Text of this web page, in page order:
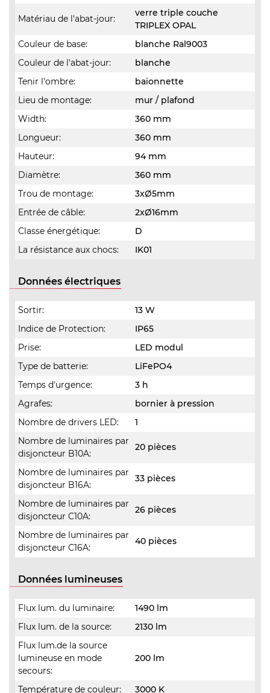
Matériau de l'abat-jour:
verre triple couche
TRIPLEX OPAL
Couleur de base:
blanche Ral9003
Couleur de l'abat-jour:
blanche
Tenir l'ombre:
baïonnette
Lieu de montage:
mur / plafond
Width:
360 mm
Longueur:
360 mm
Hauteur:
94 mm
Diamètre:
360 mm
Trou de montage:
3xØ5mm
Entrée de câble:
2xØ16mm
Classe énergétique:
D
La résistance aux chocs:
IK01
Données électriques
Sortir:
13 W
Indice de Protection:
IP65
Prise:
LED modul
Type de batterie:
LiFePO4
Temps d'urgence:
3 h
Agrafes:
bornier à pression
Nombre de drivers LED:
1
Nombre de luminaires par
disjoncteur B10A:
20 pièces
Nombre de luminaires par
disjoncteur B16A:
33 pièces
Nombre de luminaires par
disjoncteur C10A:
26 pièces
Nombre de luminaires par
disjoncteur C16A:
40 pièces
Données lumineuses
Flux lum. du luminaire:
1490 lm
Flux lum. de la source:
2130 lm
Flux lum.de la source
lumineuse en mode
secours:
200 lm
Température de couleur:
3000 K